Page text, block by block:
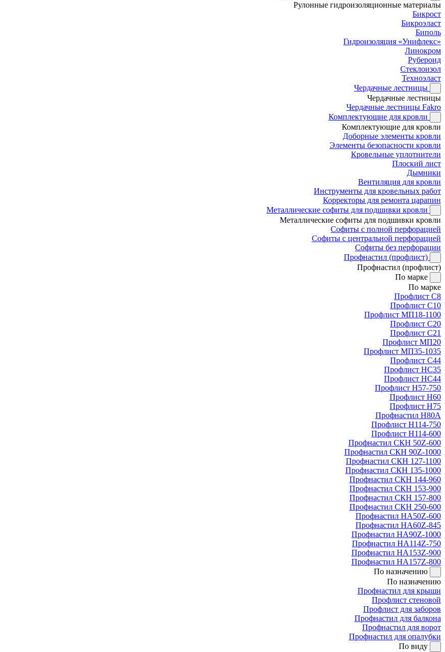
Рулонные гидроизоляционные материалы
Бикрост
Бикроэласт
Биполь
Гидроизоляция «Унифлекс»
Линокром
Рубероид
Стеклоизол
Техноэласт
Чердачные лестницы
Чердачные лестницы
Чердачные лестницы Fakro
Комплектующие для кровли
Комплектующие для кровли
Доборные элементы кровли
Элементы безопасности кровли
Кровельные уплотнители
Плоский лист
Дымники
Вентиляция для кровли
Инструменты для кровельных работ
Корректоры для ремонта царапин
Металлические софиты для подшивки кровли
Металлические софиты для подшивки кровли
Софиты с полной перфорацией
Софиты с центральной перфорацией
Софиты без перфорации
Профнастил (профлист)
Профнастил (профлист)
По марке
По марке
Профлист С8
Профлист С10
Профлист МП18-1100
Профлист С20
Профлист С21
Профлист МП20
Профлист МП35-1035
Профлист С44
Профлист НС35
Профлист НС44
Профлист Н57-750
Профлист Н60
Профлист Н75
Профнастил Н80А
Профлист Н114-750
Профлист Н114-600
Профнастил СКН 50Z-600
Профнастил СКН 90Z-1000
Профнастил СКН 127-1100
Профнастил СКН 135-1000
Профнастил СКН 144-960
Профнастил СКН 153-900
Профнастил СКН 157-800
Профнастил СКН 250-600
Профнастил НА50Z-600
Профнастил НА60Z-845
Профнастил НА90Z-1000
Профнастил НА114Z-750
Профнастил НА153Z-900
Профнастил НА157Z-800
По назначению
По назначению
Профнастил для крыши
Профлист стеновой
Профлист для заборов
Профнастил для балкона
Профнастил для ворот
Профнастил для опалубки
По виду